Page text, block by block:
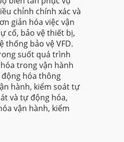
chỉnh chính xác và
giản hóa việc vận
cố, bảo vệ thiết bị,
thống bảo vệ VFD.
suốt quá trình
trong vận hành
hóa thông
hành, kiểm soát tự
và tự động hóa,
vận hành, kiểm